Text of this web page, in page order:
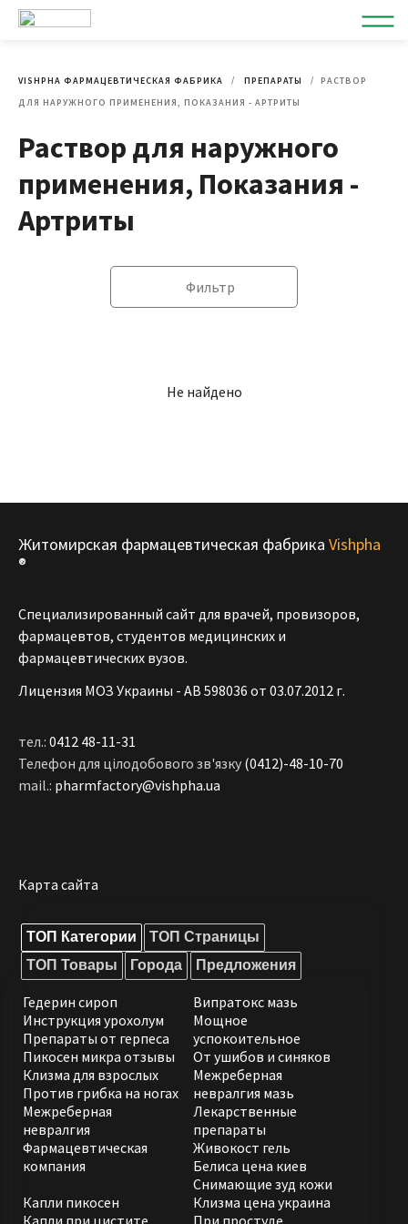
VISHPHA ФАРМАЦЕВТИЧЕСКАЯ ФАБРИКА ПРЕПАРАТЫ
РАСТВОР
ДЛЯ НАРУЖНОГО ПРИМЕНЕНИЯ, ПОКАЗАНИЯ - АРТРИТЫ
Раствор для наружного
применения, Показания -
Артриты
Фильтр
Не найдено
Житомирская фармацевтическая фабрика Vishpha
®
Специализированный сайт для врачей, провизоров,
фармацевтов, студентов медицинских и
фармацевтических вузов.
Лицензия МОЗ Украины - АВ 598036 от 03.07.2012 г.
тел.: 0412 48-11-31
Телефон для цілодобового зв'язку (0412)-48-10-70
mail.: pharmfactory@vishpha.ua
Карта сайта
ТОП Категории
ТОП Страницы
ТОП Товары
Города Предложения
Гедерин сироп
Инструкция урохолум
Препараты от герпеса
Пикосен микра отзывы
Клизма для взрослых
Против грибка на ногах
Межреберная
невралгия
Фармацевтическая
компания
Випратокс мазь
Мощное
успокоительное
От ушибов и синяков
Межреберная
невралгия мазь
Лекарственные
препараты
Живокост гель
Белиса цена киев
Снимающие зуд кожи
Капли пикосен
Капли при цистите
Клизма цена украина
При простуде